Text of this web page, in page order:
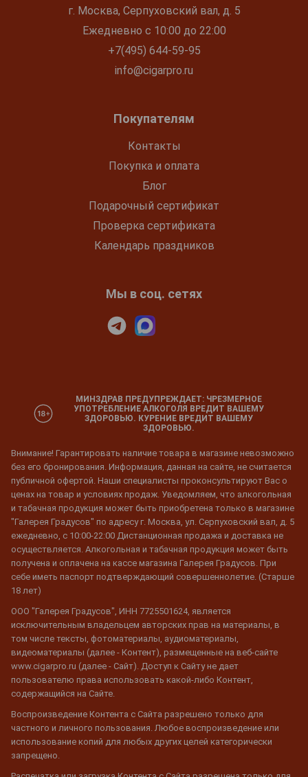
г. Москва, Серпуховский вал, д. 5
Ежедневно с 10:00 до 22:00
+7(495) 644-59-95
info@cigarpro.ru
Покупателям
Контакты
Покупка и оплата
Блог
Подарочный сертификат
Проверка сертификата
Календарь праздников
Мы в соц. сетях
МИНЗДРАВ ПРЕДУПРЕЖДАЕТ: ЧРЕЗМЕРНОЕ
УПОТРЕБЛЕНИЕ АЛКОГОЛЯ ВРЕДИТ ВАШЕМУ
ЗДОРОВЬЮ. КУРЕНИЕ ВРЕДИТ ВАШЕМУ
ЗДОРОВЬЮ.
Внимание! Гарантировать наличие товара в магазине невозможно
без его бронирования. Информация, данная на сайте, не считается
публичной офертой. Наши специалисты проконсультируют Вас о
ценах на товар и условиях продаж. Уведомляем, что алкогольная
и табачная продукция может быть приобретена только в магазине
"Галерея Градусов" по адресу г. Москва, ул. Серпуховский вал, д. 5
ежедневно, с 10:00-22:00 Дистанционная продажа и доставка не
осуществляется. Алкогольная и табачная продукция может быть
получена и оплачена на кассе магазина Галерея Градусов. При
себе иметь паспорт подтверждающий совершеннолетие. (Старше
18 лет)
ООО "Галерея Градусов", ИНН 7725501624, является
исключительным владельцем авторских прав на материалы, в
том числе тексты, фотоматериалы, аудиоматериалы,
видеоматериалы (далее - Контент), размещенные на веб-сайте
www.cigarpro.ru (далее - Сайт). Доступ к Сайту не дает
пользователю права использовать какой-либо Контент,
содержащийся на Сайте.
Воспроизведение Контента с Сайта разрешено только для
частного и личного пользования. Любое воспроизведение или
использование копий для любых других целей категорически
запрещено.